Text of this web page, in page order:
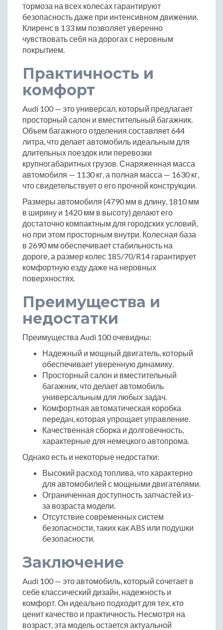
тормоза на всех колесах гарантируют
безопасность даже при интенсивном движении.
Клиренс в 133 мм позволяет уверенно
чувствовать себя на дорогах с неровным
покрытием.
Практичность и
комфорт
Audi 100 — это универсал, который предлагает
просторный салон и вместительный багажник.
Объем багажного отделения составляет 644
литра, что делает автомобиль идеальным для
длительных поездок или перевозки
крупногабаритных грузов. Снаряженная масса
автомобиля — 1130 кг, а полная масса — 1630 кг,
что свидетельствует о его прочной конструкции.
Размеры автомобиля (4790 мм в длину, 1810 мм
в ширину и 1420 мм в высоту) делают его
достаточно компактным для городских условий,
но при этом просторным внутри. Колесная база
в 2690 мм обеспечивает стабильность на
дороге, а размер колес 185/70/R14 гарантирует
комфортную езду даже на неровных
поверхностях.
Преимущества и
недостатки
Преимущества Audi 100 очевидны:
Надежный и мощный двигатель, который
обеспечивает уверенную динамику.
Просторный салон и вместительный
багажник, что делает автомобиль
универсальным для любых задач.
Комфортная автоматическая коробка
передач, которая упрощает управление.
Качественная сборка и долговечность,
характерные для немецкого автопрома.
Однако есть и некоторые недостатки:
Высокий расход топлива, что характерно
для автомобилей с мощными двигателями.
Ограниченная доступность запчастей из-
за возраста модели.
Отсутствие современных систем
безопасности, таких как ABS или подушки
безопасности.
Заключение
Audi 100 — это автомобиль, который сочетает в
себе классический дизайн, надежность и
комфорт. Он идеально подходит для тех, кто
ценит качество и практичность. Несмотря на
возраст, эта модель остается актуальной